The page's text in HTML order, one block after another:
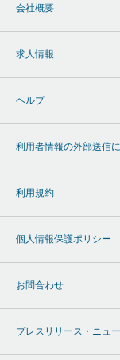
会社概要
求人情報
ヘルプ
利用者情報の外部送信
利用規約
個人情報保護ポリシー
お問合わせ
プレスリリース・ニュ